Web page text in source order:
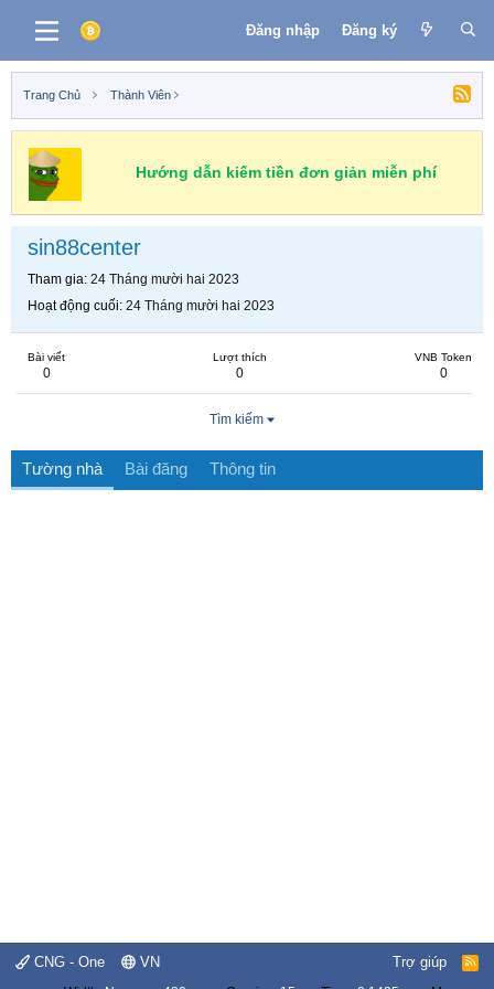
Đăng nhập Đăng ký
Trang Chủ Thành Viên
Hướng dẫn kiếm tiền đơn giản miễn phí
sin88center
Tham gia 24 Tháng mười hai 2023
Hoạt động cuối 24 Tháng mười hai 2023
Bài viết
0
Lượt thích
0
VNB Token
0
Tìm kiếm
Tường nhà Bài đăng Thông tin
CNG - One VN Trợ giúp
R